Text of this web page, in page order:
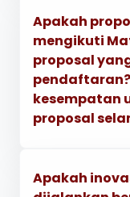
Apakah
mengikuti
proposal
kesempatan
proposal
Apakah